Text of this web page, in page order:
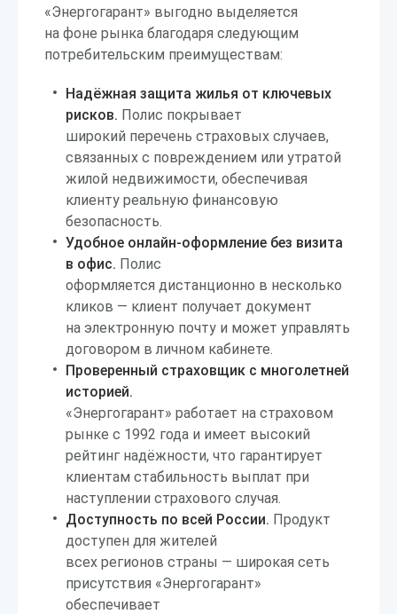
«Энергогарант» выгодно выделяется
на фоне рынка благодаря следующим
потребительским преимуществам:
Надёжная защита жилья от ключевых
рисков. Полис покрывает
широкий перечень страховых случаев,
связанных с повреждением или утратой
жилой недвижимости, обеспечивая
клиенту реальную финансовую
безопасность.
Удобное онлайн-оформление без визита
в офис. Полис
оформляется дистанционно в несколько
кликов — клиент получает документ
на электронную почту и может управлять
договором в личном кабинете.
Проверенный страховщик с многолетней
историей.
«Энергогарант» работает на страховом
рынке с 1992 года и имеет высокий
рейтинг надёжности, что гарантирует
клиентам стабильность выплат при
наступлении страхового случая.
Доступность по всей России. Продукт
доступен для жителей
всех регионов страны — широкая сеть
присутствия «Энергогарант»
обеспечивает